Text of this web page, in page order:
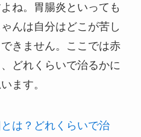
ね。胃腸炎といっても
んは自分はどこが苦し
きません。ここでは赤
どれくらいで治るかに
ます。
は？どれくらいで治